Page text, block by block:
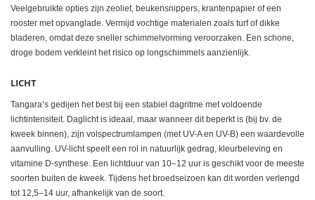
Veelgebruikte opties zijn zeoliet, beukensnippers, krantenpapier of een
rooster met opvanglade. Vermijd vochtige materialen zoals turf of dikke
bladeren, omdat deze sneller schimmelvorming veroorzaken. Een schone,
droge bodem verkleint het risico op longschimmels aanzienlijk.
LICHT
Tangara’s gedijen het best bij een stabiel dagritme met voldoende
lichtintensiteit. Daglicht is ideaal, maar wanneer dit beperkt is (bij bv. de
kweek binnen), zijn volspectrumlampen (met UV-A en UV-B) een waardevolle
aanvulling. UV-licht speelt een rol in natuurlijk gedrag, kleurbeleving en
vitamine D-synthese. Een lichtduur van 10–12 uur is geschikt voor de meeste
soorten buiten de kweek. Tijdens het broedseizoen kan dit worden verlengd
tot 12,5–14 uur, afhankelijk van de soort.